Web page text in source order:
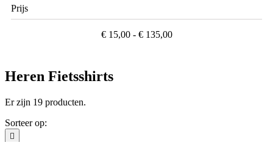
Prijs
€ 15,00 - € 135,00
Heren Fietsshirts
Er zijn 19 producten.
Sorteer op:
